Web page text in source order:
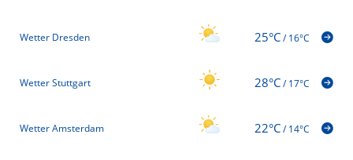
Wetter Dresden 25°C/16°C
Wetter Stuttgart 28°C/17°C
Wetter Amsterdam 22°C/14°C